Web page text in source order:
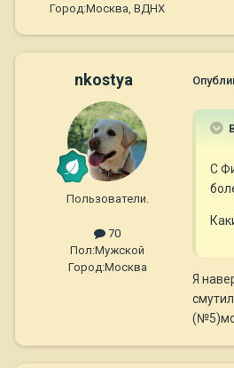
Город:Москва, ВДНХ
nkostya
Пользователи.
70
Пол:Мужской
Город:Москва
С
Я